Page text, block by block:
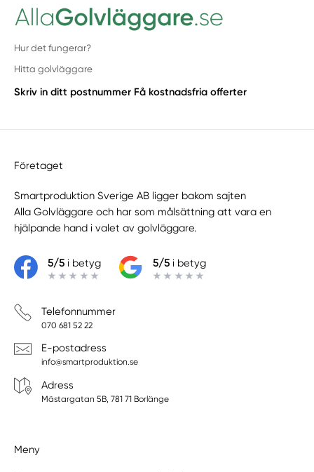
Hur det fungerar?
Hitta golvläggare
Skriv in ditt postnummer Få kostnadsfria offerter
Företaget
Smartproduktion Sverige AB ligger bakom sajten
Alla Golvläggare och har som målsättning att vara en
hjälpande hand i valet av golvläggare.
5/5i betyg 5/5i betyg
Telefonnummer
070 681 52 22
E-postadress
info@smartproduktion.se
Adress
Mästargatan 5B, 781 71 Borlänge
Meny